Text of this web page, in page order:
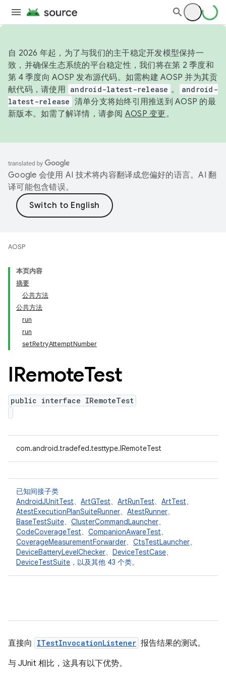
自 2026 年起，为了与我们的主干稳定开发模型保持一
致，并确保生态系统的平台稳定性，我们将在第 2 季度和
第 4 季度向 AOSP 发布源代码。如需构建 AOSP 并为其贡
献代码，请使用 android-latest-release 。
android-
latest-release 清单分支将始终引用推送到 AOSP 的最
新版本。如需了解详情，请参阅 AOSP 变更。
Google 会使用 AI 技术将内容翻译成您偏好的语言。AI 翻
译可能包含错误。
AOSP
本页内容
摘要
公共方法
公共方法
run
run
setRetryAttemptNumber
IRemoteTest
public interface IRemoteTest
com.android.tradefed.testtype.IRemoteTest
已知间接子类
AndroidJUnitTest、 ArtGTest、 ArtRunTest、 ArtTest、
AtestExecutionPlanSuiteRunner、 AtestRunner、
BaseTestSuite、 ClusterCommandLauncher、
CodeCoverageTest、 CompanionAwareTest、
CoverageMeasurementForwarder、 CtsTestLauncher、
DeviceBatteryLevelChecker、 DeviceTestCase、
DeviceTestSuite ，以及其他 43 个类。
直接向 ITestInvocationListener 报告结果的测试。
与 JUnit 相比，这具有以下优势。